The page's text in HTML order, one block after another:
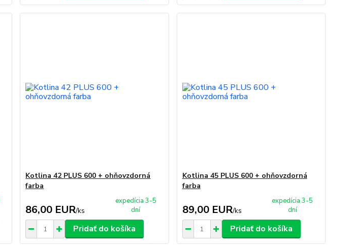
Kotlina 42 PLUS 600 + ohňovzdorná
farba
86,00 EUR/ks
expedícia 3-5
dní
Pridať do košíka
Kotlina 45 PLUS 600 + ohňovzdorná
farba
89,00 EUR/ks
expedícia 3-5
dní
Pridať do košíka